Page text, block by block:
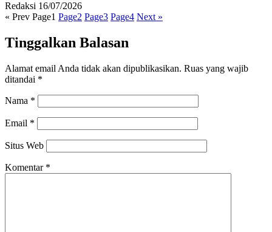
Redaksi 16/07/2026
« Prev Page1 Page2 Page3 Page4 Next »
Tinggalkan Balasan
Alamat email Anda tidak akan dipublikasikan. Ruas yang wajib
ditandai *
Nama *
Email *
Situs Web
Komentar *